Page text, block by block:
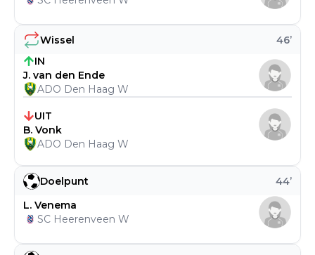
Doelpunt 44’
L. Venema
SC Heerenveen W
Wissel 46’
IN
J. van den Ende
ADO Den Haag W
UIT
B. Vonk
ADO Den Haag W